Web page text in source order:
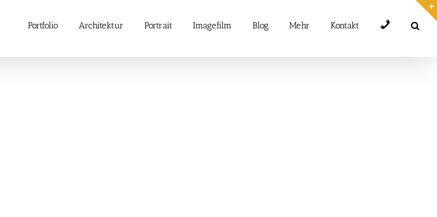
Portfolio Architektur Portrait Imagefilm Blog Mehr Kontakt Telefon